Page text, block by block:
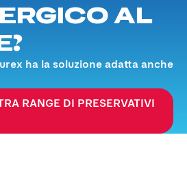
AL
ha la soluzione adatta anche
RANGE DI PRESERVATIVI